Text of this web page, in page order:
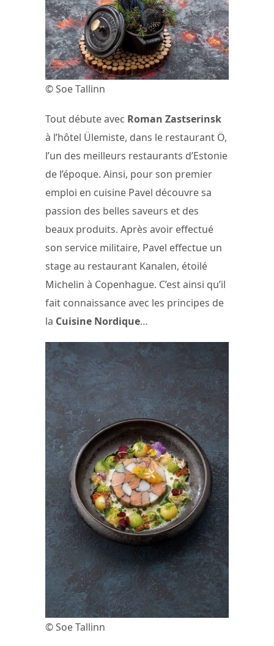
© Soe Tallinn
Tout débute avec Roman Zastserinsk
à l’hôtel Ülemiste, dans le restaurant Ö,
l’un des meilleurs restaurants d’Estonie
de l’époque. Ainsi, pour son premier
emploi en cuisine Pavel découvre sa
passion des belles saveurs et des
beaux produits. Après avoir effectué
son service militaire, Pavel effectue un
stage au restaurant Kanalen, étoilé
Michelin à Copenhague. C’est ainsi qu’il
fait connaissance avec les principes de
la Cuisine Nordique…
© Soe Tallinn